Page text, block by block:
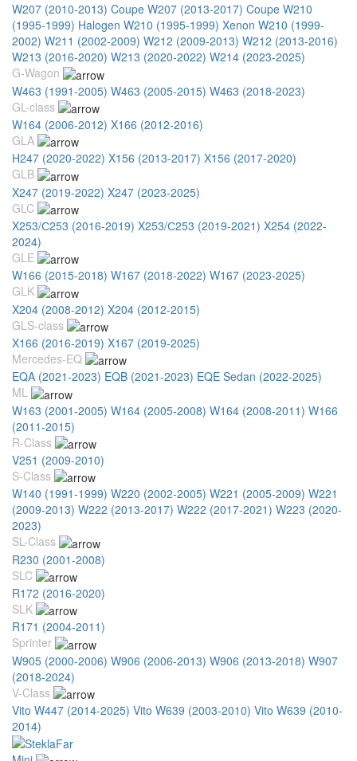
W207 (2010-2013) Coupe W207 (2013-2017) Coupe W210
(1995-1999) Halogen W210 (1995-1999) Xenon W210 (1999-
2002) W211 (2002-2009) W212 (2009-2013) W212 (2013-2016)
W213 (2016-2020) W213 (2020-2022) W214 (2023-2025)
G-Wagon
W463 (1991-2005) W463 (2005-2015) W463 (2018-2023)
GL-class
W164 (2006-2012) X166 (2012-2016)
GLA
H247 (2020-2022) X156 (2013-2017) X156 (2017-2020)
GLB
X247 (2019-2022) X247 (2023-2025)
GLC
X253/С253 (2016-2019) X253/С253 (2019-2021) X254 (2022-
2024)
GLE
W166 (2015-2018) W167 (2018-2022) W167 (2023-2025)
GLK
X204 (2008-2012) X204 (2012-2015)
GLS-class
X166 (2016-2019) X167 (2019-2025)
Mercedes-EQ
EQA (2021-2023) EQB (2021-2023) EQE Sedan (2022-2025)
ML
W163 (2001-2005) W164 (2005-2008) W164 (2008-2011) W166
(2011-2015)
R-Class
V251 (2009-2010)
S-Class
W140 (1991-1999) W220 (2002-2005) W221 (2005-2009) W221
(2009-2013) W222 (2013-2017) W222 (2017-2021) W223 (2020-
2023)
SL-Class
R230 (2001-2008)
SLC
R172 (2016-2020)
SLK
R171 (2004-2011)
Sprinter
W905 (2000-2006) W906 (2006-2013) W906 (2013-2018) W907
(2018-2024)
V-Class
Vito W447 (2014-2025) Vito W639 (2003-2010) Vito W639 (2010-
2014)